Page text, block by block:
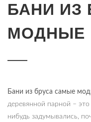
БАНИ ИЗ
МОДНЫЕ
Бани из бруса самые
деревянной парной –
нибудь задумывались,